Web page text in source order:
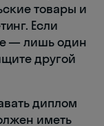
товары и
Если
— лишь один
другой
диплом
иметь